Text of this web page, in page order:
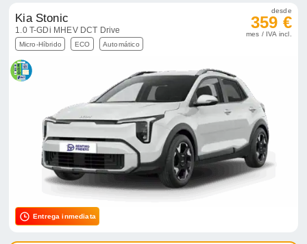
Kia Stonic
1.0 T-GDi MHEV DCT Drive
Micro-Híbrido ECO Automático
desde
359 €
mes / IVA incl.
Entrega inmediata